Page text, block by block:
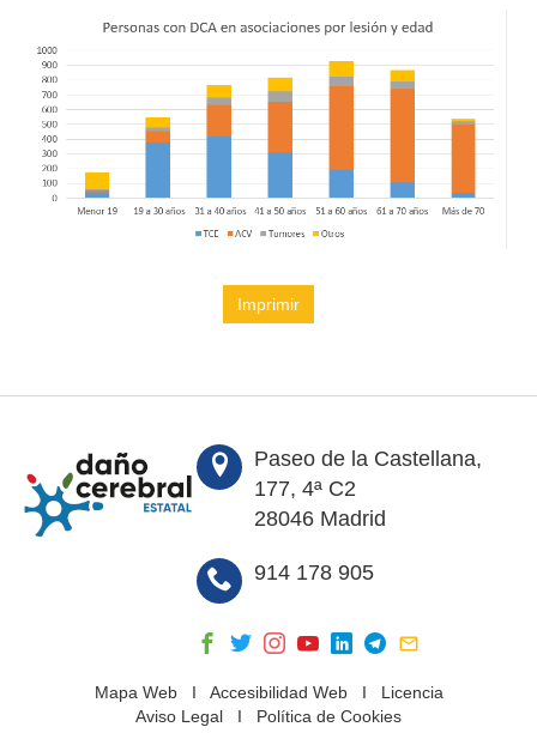
Imprimir
Paseo de la Castellana,
177, 4ª C2
28046 Madrid
914 178 905
Mapa WebI Accesibilidad WebI Licencia
Aviso Legal I Política de Cookies